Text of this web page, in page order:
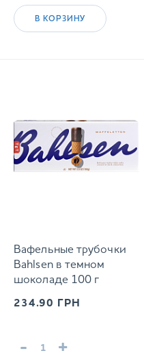
В КОРЗИНУ
Вафельные трубочки
Bahlsen в темном
шоколаде 100 г
234.90 ГРН
- +